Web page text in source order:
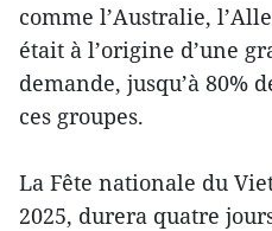
comme l’Australie,
était à l’origine d’une
demande, jusqu’à 80%
ces groupes.
La Fête nationale du
2025, durera quatre